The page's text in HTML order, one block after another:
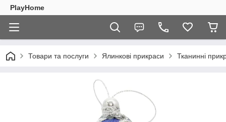
PlayHome
Товари та послуги Ялинкові прикраси Тканинні